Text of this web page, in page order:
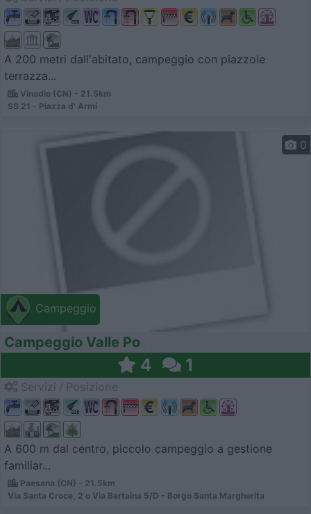
A 200 metri dall'abitato, campeggio con piazzole
terrazza...
Vinadio (CN) - 21.5km
SS 21 - Piazza d' Armi
Campeggio
0
Campeggio Valle Po
4 1
A 600 m dal centro, piccolo campeggio a gestione
familiar...
Paesana (CN) - 21.5km
Via Santa Croce, 2 o Via Bertaina 5/D - Borgo Santa Margherita